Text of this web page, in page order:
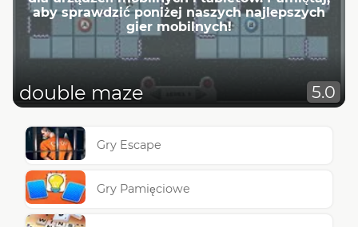
aby sprawdzić poniżej naszych najlepszych
gier mobilnych!
double maze 5.0
Gry Escape
Gry Pamięciowe